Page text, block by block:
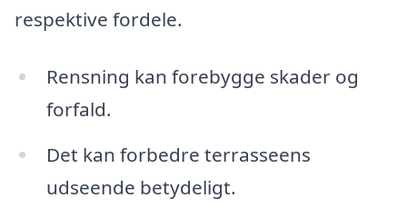
respektive fordele.
Rensning kan forebygge skader og
forfald.
Det kan forbedre terrasseens
udseende betydeligt.